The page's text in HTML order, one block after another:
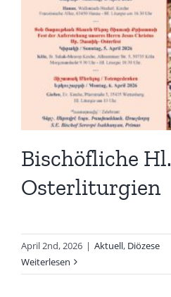
Bischöfliche Hl.
Osterliturgien
April 2nd, 2026 | Aktuell, Diözese
Weiterlesen